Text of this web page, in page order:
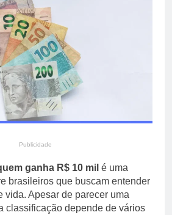
poliesportivas em
diferentes regiões
12 Horas Ago
Serviços retomam fôlego
em julho, mas varejo
registra segunda queda
seguida, mostra IGet
Getnet/Santander
12 Horas Ago
Publicidade
ganha R$ 10 mil é uma
brasileiros que buscam entender
vida. Apesar de parecer uma
classificação depende de vários